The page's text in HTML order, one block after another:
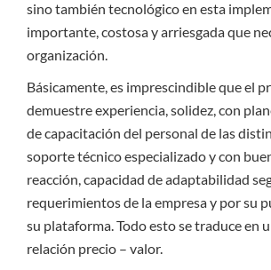
sino también tecnológico en esta
importante, costosa y arriesgada que
organización.
Básicamente, es imprescindible que el
demuestre experiencia, solidez, con
de capacitación del personal de las
soporte técnico especializado y con
reacción, capacidad de adaptabilidad
requerimientos de la empresa y por su
su plataforma. Todo esto se traduce en
relación precio – valor.